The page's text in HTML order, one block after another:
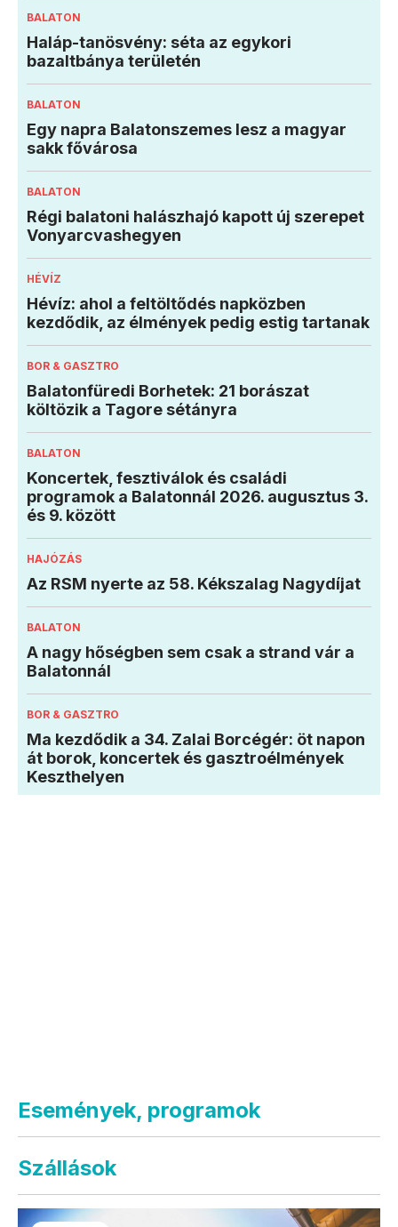
BALATON
Haláp-tanösvény: séta az egykori
bazaltbánya területén
BALATON
Egy napra Balatonszemes lesz a magyar
sakk fővárosa
BALATON
Régi balatoni halászhajó kapott új szerepet
Vonyarcvashegyen
HÉVÍZ
Hévíz: ahol a feltöltődés napközben
kezdődik, az élmények pedig estig tartanak
BOR & GASZTRO
Balatonfüredi Borhetek: 21 borászat
költözik a Tagore sétányra
BALATON
Koncertek, fesztiválok és családi
programok a Balatonnál 2026. augusztus 3.
és 9. között
HAJÓZÁS
Az RSM nyerte az 58. Kékszalag Nagydíjat
BALATON
A nagy hőségben sem csak a strand vár a
Balatonnál
BOR & GASZTRO
Ma kezdődik a 34. Zalai Borcégér: öt napon
át borok, koncertek és gasztroélmények
Keszthelyen
Események, programok
Szállások